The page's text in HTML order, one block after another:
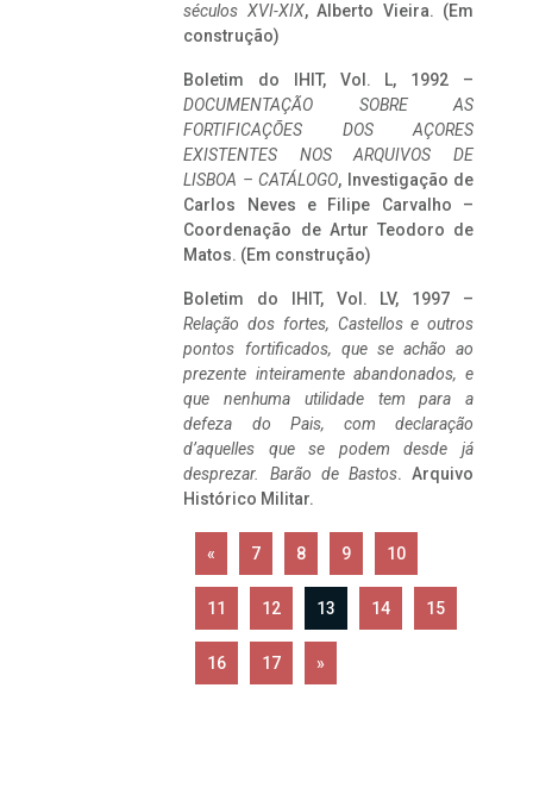
séculos XVI-XIX, Alberto Vieira. (Em
construção)
Boletim do IHIT, Vol. L, 1992 –
DOCUMENTAÇÃO SOBRE AS
FORTIFICAÇÕES DOS AÇORES
EXISTENTES NOS ARQUIVOS DE
LISBOA – CATÁLOGO, Investigação de
Carlos Neves e Filipe Carvalho –
Coordenação de Artur Teodoro de
Matos. (Em construção)
Boletim do IHIT, Vol. LV, 1997 –
Relação dos fortes, Castellos e outros
pontos fortificados, que se achão ao
prezente inteiramente abandonados, e
que nenhuma utilidade tem para a
defeza do Pais, com declaração
d’aquelles que se podem desde já
desprezar. Barão de Bastos. Arquivo
Histórico Militar.
« 7 8 9 10
11 12 13 14 15
16 17 »